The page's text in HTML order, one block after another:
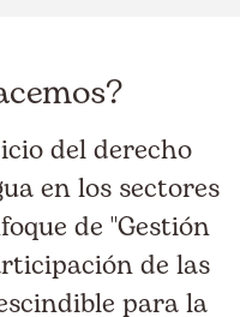
del derecho
en los sectores
de "Gestión
de las
para la